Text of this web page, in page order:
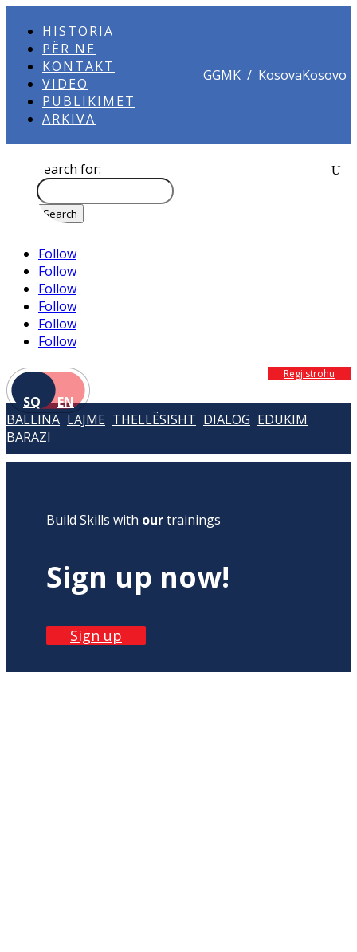
HISTORIA
PËR NE
KONTAKT
VIDEO
PUBLIKIMET
ARKIVA
GGMK / KosovaKosovo
Search for:
Follow
Follow
Follow
Follow
Follow
Follow
SQ EN
Regjistrohu
BALLINA LAJME THELLËSISHT DIALOG EDUKIM
BARAZI
Build Skills with ourtrainings
Sign up now!
Sign up